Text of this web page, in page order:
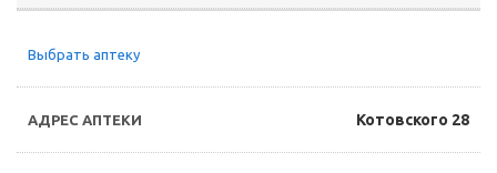
Выбрать аптеку
Котовского 28